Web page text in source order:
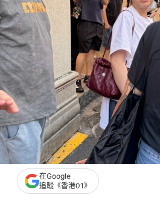
在Google
追蹤《香港01》